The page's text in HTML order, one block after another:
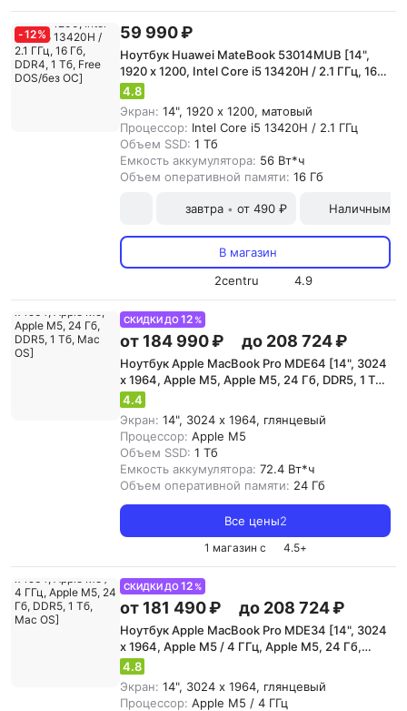
-12% 59 990 ₽
Ноутбук Huawei MateBook 53014MUB [14",
1920 x 1200, Intel Core i5 13420H / 2.1 ГГц, 16
Гб, DDR4, 1 Тб, Free DOS/без ОС]
4.8
Экран: 14", 1920 x 1200, матовый
Процессор: Intel Core i5 13420H / 2.1 ГГц
Объем SSD: 1 Тб
Емкость аккумулятора: 56 Вт*ч
Объем оперативной памяти: 16 Гб
завтра • от 490 ₽ Наличными
В магазин
2centru
4.9
СКИДКИ ДО12 %
от 184 990 ₽ до 208 724 ₽
Ноутбук Apple MacBook Pro MDE64 [14", 3024
x 1964, Apple M5, Apple M5, 24 Гб, DDR5, 1 Тб,
Mac OS]
4.4
Экран: 14", 3024 x 1964, глянцевый
Процессор: Apple M5
Объем SSD: 1 Тб
Емкость аккумулятора: 72.4 Вт*ч
Объем оперативной памяти: 24 Гб
Все цены2
1 магазин с 4.5+
СКИДКИ ДО12 %
от 181 490 ₽ до 208 724 ₽
Ноутбук Apple MacBook Pro MDE34 [14", 3024
x 1964, Apple M5 / 4 ГГц, Apple M5, 24 Гб,
DDR5, 1 Тб, Mac OS]
4.8
Экран: 14", 3024 x 1964, глянцевый
Процессор: Apple M5 / 4 ГГц